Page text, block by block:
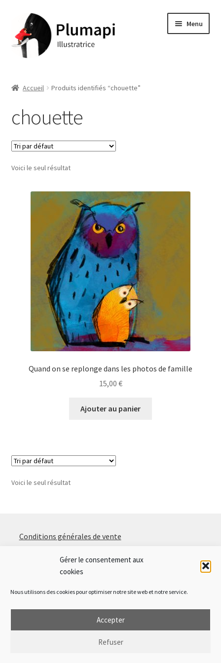
Gérer le consentement aux
cookies
Nous utilisons des cookies pour optimiser notre site web et notre service.
Accepter
Refuser
Aller
la
navigation
Aller
contenu
Menu
Boutique
Conditions générales de Vente
Mon compte
Politique de confidentialité
Politique de cookies (EU)
Validation de la commande
Accueil Produits identifiés “chouette”
chouette
Voici le seul résultat
Quand on se replonge dans les photos de famille
15,00 €
Ajouter au panier
Voici le seul résultat
Conditions générales de vente
Politique de confidentialité
Politique de cookies (EU
© Plumapi 2021